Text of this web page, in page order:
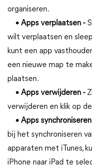
organiseren.
• Apps verplaatsen -
wilt verplaatsen en
kunt een app
een nieuwe map te
plaatsen.
• Apps verwijderen -
verwijderen en klik op
• Apps
bij het synchroniseren
apparaten met iTunes,
iPhone naar iPad te